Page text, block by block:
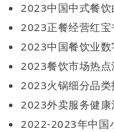
2023中国中式餐饮
2023正餐经营红宝
2023中国餐饮业数
2023餐饮市场热点
2023火锅细分品类
2023外卖服务健
2022-2023年中国